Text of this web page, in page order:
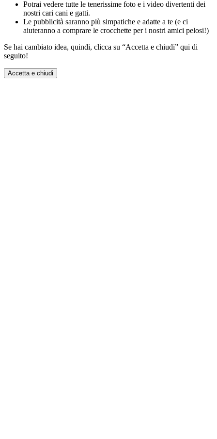
Potrai vedere tutte le tenerissime foto e i video divertenti dei
nostri cari cani e gatti.
Le pubblicità saranno più simpatiche e adatte a te (e ci
aiuteranno a comprare le crocchette per i nostri amici pelosi!)
Se hai cambiato idea, quindi, clicca su “Accetta e chiudi” qui di
seguito!
Accetta e chiudi